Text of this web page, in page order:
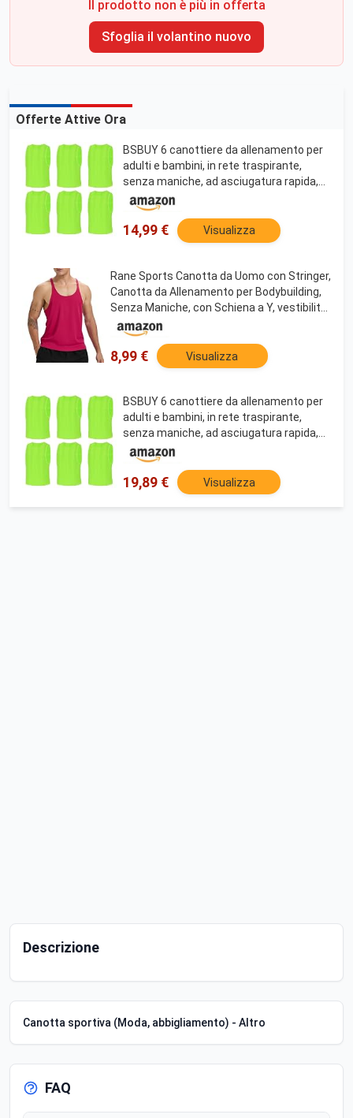
Il prodotto non è più in offerta
Sfoglia il volantino nuovo
Offerte Attive Ora
BSBUY 6 canottiere da allenamento per
adulti e bambini, in rete traspirante,
senza maniche, ad asciugatura rapida,
per allenamento e sport, Stile a righe - 6
pezzi - verde, 85
14,99 € Visualizza
Rane Sports Canotta da Uomo con Stringer,
Canotta da Allenamento per Bodybuilding,
Senza Maniche, con Schiena a Y, vestibilità
asciutta, Taglio Muscolare 1 Rot M
8,99 € Visualizza
BSBUY 6 canottiere da allenamento per
adulti e bambini, in rete traspirante,
senza maniche, ad asciugatura rapida,
per allenamento e sport, Stile a righe - 6
pezzi - verde, 95
19,89 € Visualizza
Descrizione
Canotta sportiva (Moda, abbigliamento) - Altro
FAQ